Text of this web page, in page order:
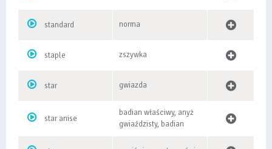
standard norma
staple zszywka
star gwiazda
star anise
badian właściwy, anyż
gwiaździsty, badian